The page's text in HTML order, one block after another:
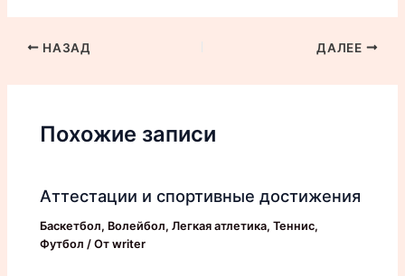
НАЗАД ДАЛЕЕ
Похожие записи
Аттестации и спортивные достижения
Баскетбол, Волейбол,Легкая атлетика,Теннис,
Футбол / Отwriter